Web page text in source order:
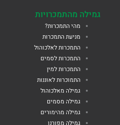
גמילה מהתמכרויות
מהי התמכרות?
מניעת התמכרות
התמכרות לאלכוהול
התמכרות לסמים
התמכרות למין
התמוכרות לאוננות
גמילה מאלכוהול
גמילה מסמים
גמילה מהימורים
גמילה מפורנו